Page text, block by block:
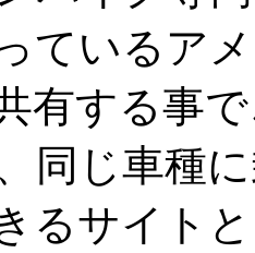
ているア
有する事
同じ車種
るサイト